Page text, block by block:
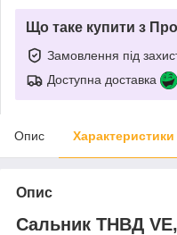
Що таке купити з
Замовлення під
Доступна доставка
Опис Характеристики
Опис
Сальник ТНВД VE,